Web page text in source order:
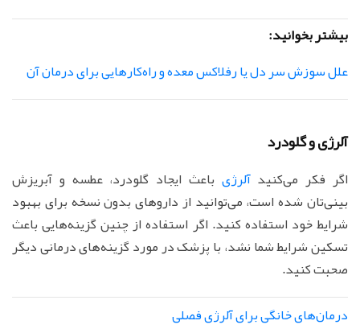
بیشتر بخوانید:
علل سوزش سر دل یا رفلاکس معده و راه‌کارهایی برای درمان آن
آلرژی و گلودرد
اگر فکر می‌کنیدآلرژی باعث ایجاد گلودرد، عطسه و آبریزش
بینی‌تان شده است، می‌توانید از داروهای بدون نسخه برای بهبود
شرایط خود استفاده کنید. اگر استفاده از چنین گزینه‌هایی باعث
تسکین شرایط شما نشد، با پزشک در مورد گزینه‌های درمانی دیگر
صحبت کنید.
درمان‌های خانگی برای آلرژی فصلی